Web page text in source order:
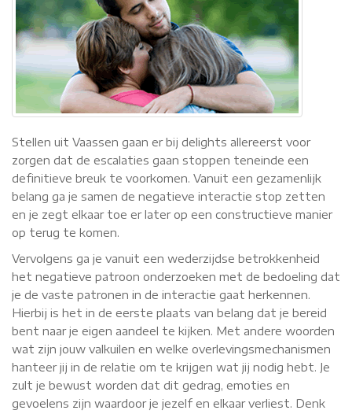
Stellen uit Vaassen gaan er bij delights allereerst voor
zorgen dat de escalaties gaan stoppen teneinde een
definitieve breuk te voorkomen. Vanuit een gezamenlijk
belang ga je samen de negatieve interactie stop zetten
en je zegt elkaar toe er later op een constructieve manier
op terug te komen.
Vervolgens ga je vanuit een wederzijdse betrokkenheid
het negatieve patroon onderzoeken met de bedoeling dat
je de vaste patronen in de interactie gaat herkennen.
Hierbij is het in de eerste plaats van belang dat je bereid
bent naar je eigen aandeel te kijken. Met andere woorden
wat zijn jouw valkuilen en welke overlevingsmechanismen
hanteer jij in de relatie om te krijgen wat jij nodig hebt. Je
zult je bewust worden dat dit gedrag, emoties en
gevoelens zijn waardoor je jezelf en elkaar verliest. Denk